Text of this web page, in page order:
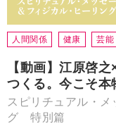
人間関係 健康 芸能
【動画】江原啓
つくる。今こそ本
スピリチュアル・
グ 特別篇